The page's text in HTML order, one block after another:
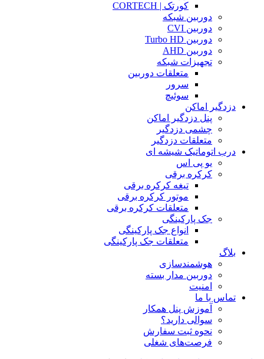
کورتک | CORTECH
دوربین شبکه
دوربین CVI
دوربین Turbo HD
دوربین AHD
تجهیزات شبکه
متعلقات دوربین
سرور
سوئیچ
دزدگیر اماکن
پنل دزدگیر اماکن
چشمی دزدگیر
متعلقات دزدگیر
درب اتوماتیک شیشه ای
یو پی اس
کرکره برقی
تیغه کرکره برقی
موتور کرکره برقی
متعلقات کرکره برقی
جک پارکینگی
انواع جک پارکینگی
متعلقات جک پارکینگی
بلاگ
هوشمندسازی
دوربین مدار بسته
امنیت
تماس با ما
آموزش پنل همکار
سوالی دارید؟
نحوه ثبت سفارش
فرصت‌های شغلی